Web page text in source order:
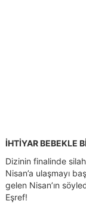
İHTİYAR BEBEKLE
Dizinin finalinde
Nisan’a ulaşmayı
gelen Nisan’ın
Eşref!